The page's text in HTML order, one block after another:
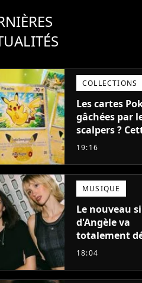
COLLECTIONS
Les cartes
gâchées par
scalpers ?
technique
ruiner les
19:16
MUSIQUE
Le nouveau
d'Angèle va
totalement
le public, et
18:04